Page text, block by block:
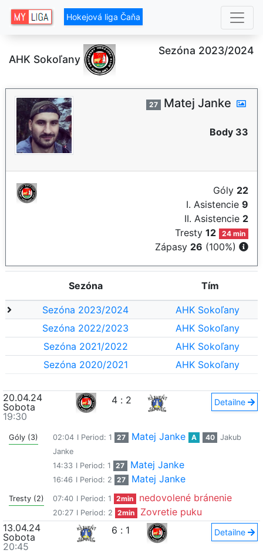
Hokejová liga Čaňa
AHK Sokoľany
Sezóna 2023/2024
27 Matej Janke
Body 33
Góly 22
I. Asistencie 9
II. Asistencie 2
Tresty12 24 min
Zápasy 26 (100%)
Sezóna Tím
Sezóna 2023/2024
AHK Sokoľany
Sezóna 2022/2023
AHK Sokoľany
Sezóna 2021/2022
AHK Sokoľany
Sezóna 2020/2021
AHK Sokoľany
20.04.24
Sobota
19:30
4 : 2 Detailne
Góly (3) 02:04 I Period: 1 27 Matej Janke A 40
Jakub
Janke
14:33 I Period: 1 27 Matej Janke
16:46 I Period: 2 27 Matej Janke
Tresty (2) 07:40 I Period: 1 2min nedovolené bránenie
20:27 I Period: 2 2min
Zovretie puku
13.04.24
Sobota
20:45
6 : 1 Detailne